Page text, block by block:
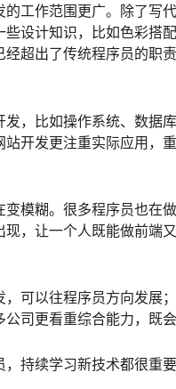
工作范围更广。除了写
设计知识，比如色彩搭
超出了传统程序员的职责
，比如操作系统、数据
开发更注重实际应用，
模糊。很多程序员也在
，让一个人既能做前端
可以往程序员方向发展
司更看重综合能力，既
持续学习新技术都很重